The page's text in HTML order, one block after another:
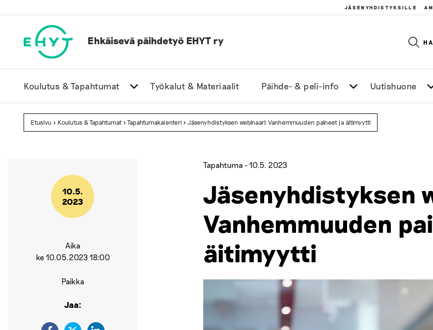
to
JÄSENYHDISTYKSILLE
Ehkäisevä päihdetyö EHYT ry
Koulutus & Tapahtumat Työkalut & Materiaalit Päihde- & peli-info Uutishuone
Etusivu > Koulutus & Tapahtumat >Tapahtumakalenteri > Jäsenyhdistyksen webinaari: Vanhemmuuden paineet ja äitimyytti
10.5.
2023
Aika
ke 10.05.2023 18:00
Paikka
Jaa:
Tapahtuma -10.5. 2023
Jäsenyhdistyksen
Vanhemmuuden
äitimyytti